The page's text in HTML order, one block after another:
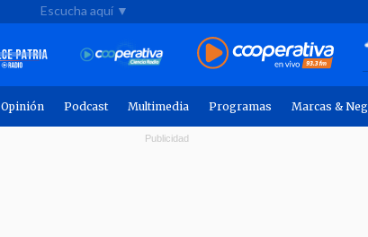
Escucha aquí ▼
Opinión Podcast Multimedia Programas Marcas &